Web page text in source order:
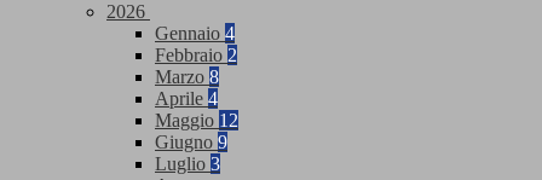
2026
Gennaio 4
Febbraio 2
Marzo 8
Aprile 4
Maggio 12
Giugno 9
Luglio 3